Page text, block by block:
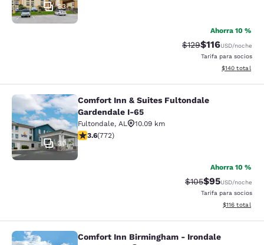
33
Ahorra 10 %
Tarifa tachada:
$129Tarifa reducida:
$116USD/noche
Tarifa para socios
Ver detalles
$140 total
Comfort Inn & Suites Fultondale
30
Comfort Inn & Suites Fultondale
Gardendale I-65
Fultondale, AL
10.09 km
Calificación de 3.59 estrellas. Bueno. 772 reseñas
3.6(772)
Ahorra 10 %
Tarifa tachada:
$105Tarifa
$95USD/noche
Tarifa para socios
Ver detalles
$116 total
Comfort Inn Birmingham - Irondale
Comfort Inn Birmingham - Irondale